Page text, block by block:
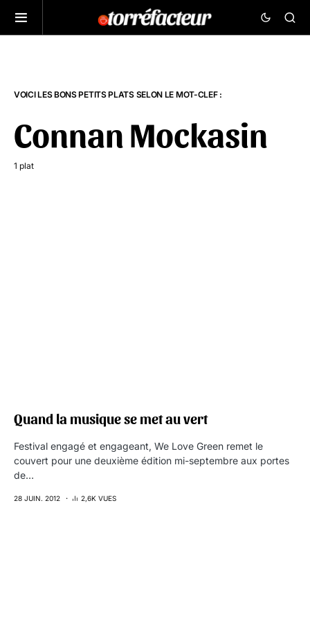
VOICI LES BONS PETITS PLATS SELON LE MOT-CLEF :
Connan Mockasin
1 plat
Quand la musique se met au vert
Festival engagé et engageant, We Love Green remet le
couvert pour une deuxième édition mi-septembre aux portes
de…
28 JUIN. 2012 2,6K VUES